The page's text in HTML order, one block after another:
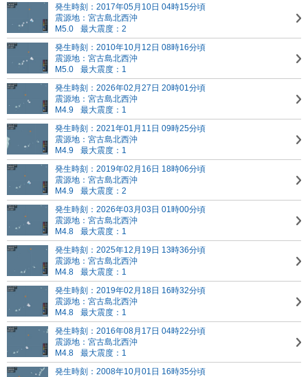
発生時刻：2017年05月10日 04時15分頃
震源地：宮古島北西沖
M5.0
最大震度：2
発生時刻：2010年10月12日 08時16分頃
震源地：宮古島北西沖
M5.0
最大震度：1
発生時刻：2026年02月27日 20時01分頃
震源地：宮古島北西沖
M4.9
最大震度：1
発生時刻：2021年01月11日 09時25分頃
震源地：宮古島北西沖
M4.9
最大震度：1
発生時刻：2019年02月16日 18時06分頃
震源地：宮古島北西沖
M4.9
最大震度：2
発生時刻：2026年03月03日 01時00分頃
震源地：宮古島北西沖
M4.8
最大震度：1
発生時刻：2025年12月19日 13時36分頃
震源地：宮古島北西沖
M4.8
最大震度：1
発生時刻：2019年02月18日 16時32分頃
震源地：宮古島北西沖
M4.8
最大震度：1
発生時刻：2016年08月17日 04時22分頃
震源地：宮古島北西沖
M4.8
最大震度：1
発生時刻：2008年10月01日 16時35分頃